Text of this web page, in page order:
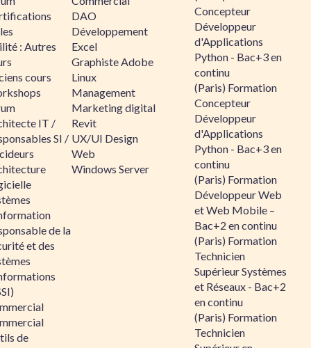
: Autres
cours
IT /
SI /
de la
et des
de
DAO
Développement
Excel
Graphiste Adobe
Linux
Management
Marketing digital
Revit
UX/UI Design
Web
Windows Server
Concepteur
Développeur
d'Applications
Python - Bac+3 en
continu
(Paris) Formation
Concepteur
Développeur
d'Applications
Python - Bac+3 en
continu
(Paris) Formation
Développeur Web
et Web Mobile –
Bac+2 en continu
(Paris) Formation
Technicien
Supérieur Systèmes
et Réseaux - Bac+2
en continu
(Paris) Formation
Technicien